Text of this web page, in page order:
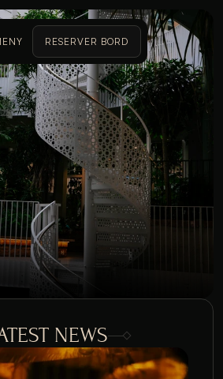
RESERVER BORD
PÅ
NEWS